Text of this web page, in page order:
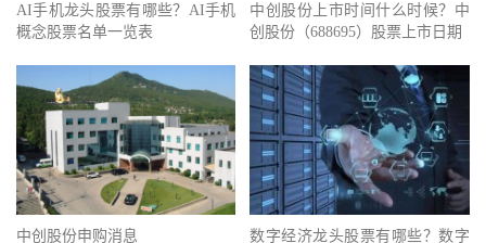
AI手机龙头股票有哪些？AI手机
概念股票名单一览表
中创股份上市时间什么时候？中
创股份（688695）股票上市日期
中创股份申购消息
数字经济龙头股票有哪些？数字